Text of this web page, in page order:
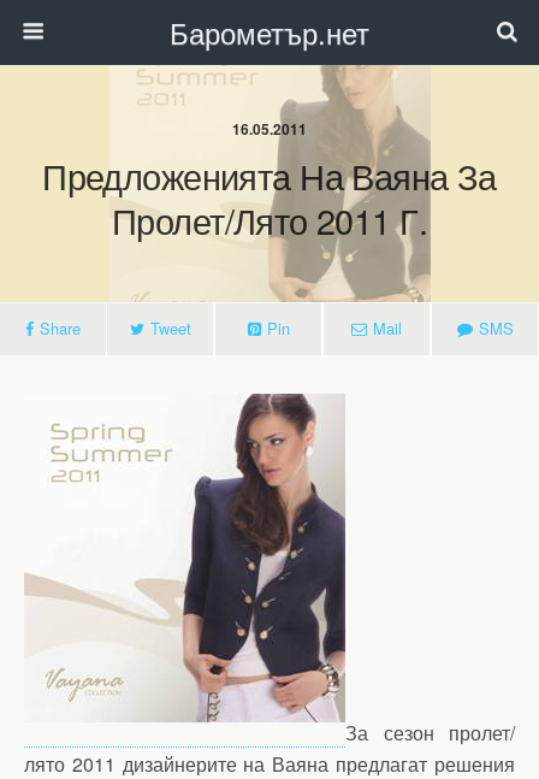
Барометър.нет
16.05.2011
Предложенията На Ваяна За
Пролет/лято 2011 Г.
Share Tweet Pin Mail SMS
За сезон пролет/
лято 2011 дизайнерите на Ваяна предлагат решения